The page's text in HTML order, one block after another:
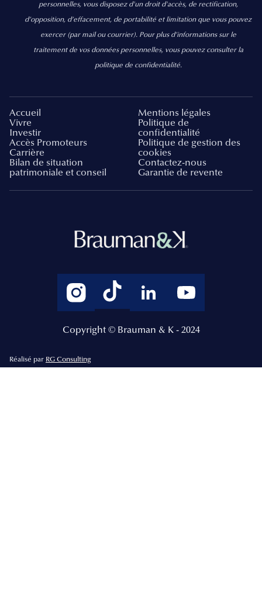
personnelles, vous disposez d'un droit d'accès, de rectification,
d’opposition, d’effacement, de portabilité et limitation que vous pouvez
exercer (par mail ou courrier). Pour plus d’informations sur le
traitement de vos données personnelles, vous pouvez consulter la
politique de confidentialité.
Accueil
Vivre
Investir
Accès Promoteurs
Carrière
Bilan de situation
patrimoniale et conseil
Mentions légales
Politique de
confidentialité
Politique de gestion des
cookies
Contactez-nous
Garantie de revente
Copyright © Brauman & K - 2024
Réalisé par RG Consulting